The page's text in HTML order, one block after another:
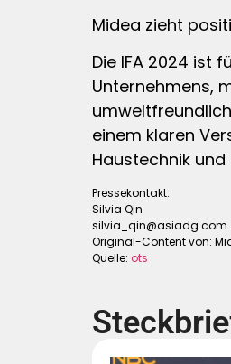
Midea zieht
Die IFA 2024 ist
Unternehmens,
einem klaren
Haustechnik
Pressekontakt:
Silvia Qin
silvia_qin@asiadg.com
Original-Content von:
Quelle: ots